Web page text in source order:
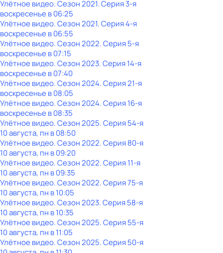
Улётное видео. Сезон 2021. Серия 3-я
воскресенье в06:25
Улётное видео. Сезон 2021. Серия 4-я
воскресенье в06:55
Улётное видео. Сезон 2022. Серия 5-я
воскресенье в07:15
Улётное видео. Сезон 2023. Серия 14-я
воскресенье в07:40
Улётное видео. Сезон 2024. Серия 21-я
воскресенье в08:05
Улётное видео. Сезон 2024. Серия 16-я
воскресенье в08:35
Улётное видео. Сезон 2025. Серия 54-я
10 августа, пн в 08:50
Улётное видео. Сезон 2022. Серия 80-я
10 августа, пн в 09:20
Улётное видео. Сезон 2022. Серия 11-я
10 августа, пн в 09:35
Улётное видео. Сезон 2022. Серия 75-я
10 августа, пн в 10:05
Улётное видео. Сезон 2023. Серия 58-я
10 августа, пн в 10:35
Улётное видео. Сезон 2025. Серия 55-я
10 августа, пн в 11:05
Улётное видео. Сезон 2025. Серия 50-я